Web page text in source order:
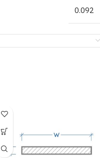
0.092